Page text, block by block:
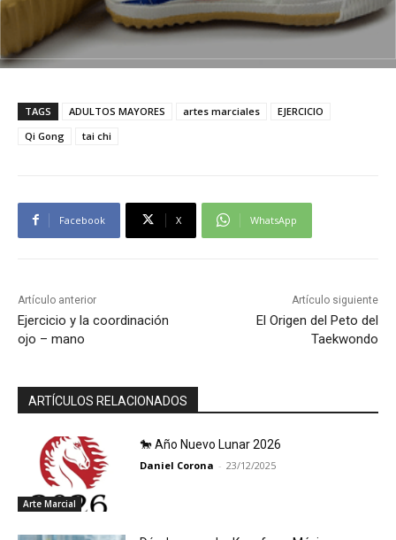
TAGS ADULTOS MAYORES artes marciales
EJERCICIO
Qi Gong
tai chi
Facebook X WhatsApp
Artículo anterior
Ejercicio y la coordinación
ojo – mano
Artículo siguiente
El Origen del Peto del
Taekwondo
ARTÍCULOS RELACIONADOS
Arte Marcial
🐎 Año Nuevo Lunar 2026
Daniel Corona - 23/12/2025